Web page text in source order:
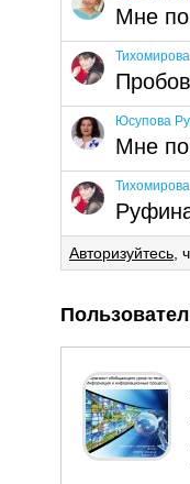
Мне
Юсупова
Мне
Авторизуйтесь ,